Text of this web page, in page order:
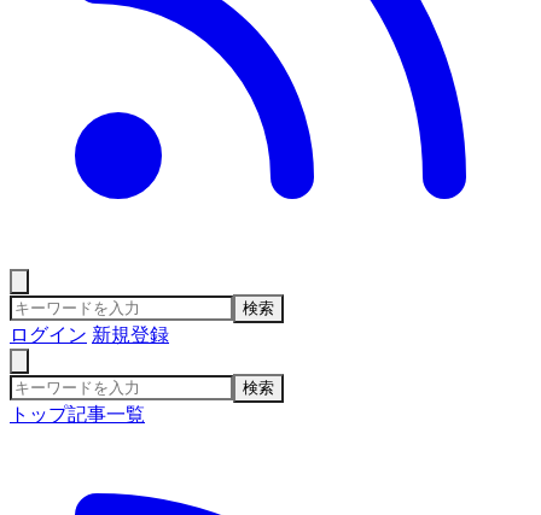
検索
ログイン 新規登録
検索
トップ記事一覧